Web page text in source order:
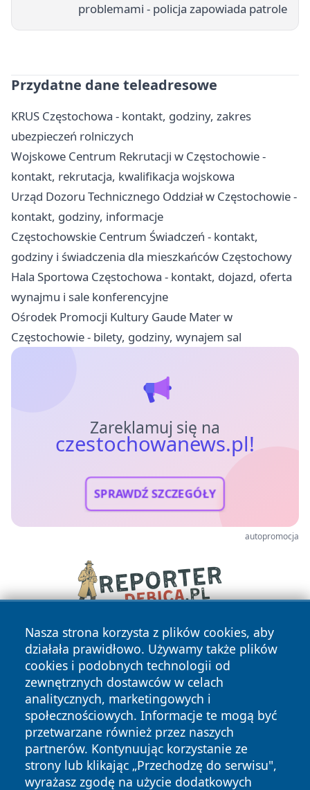
problemami - policja zapowiada patrole
Przydatne dane teleadresowe
KRUS Częstochowa - kontakt, godziny, zakres
ubezpieczeń rolniczych
Wojskowe Centrum Rekrutacji w Częstochowie -
kontakt, rekrutacja, kwalifikacja wojskowa
Urząd Dozoru Technicznego Oddział w Częstochowie -
kontakt, godziny, informacje
Częstochowskie Centrum Świadczeń - kontakt,
godziny i świadczenia dla mieszkańców Częstochowy
Hala Sportowa Częstochowa - kontakt, dojazd, oferta
wynajmu i sale konferencyjne
Ośrodek Promocji Kultury Gaude Mater w
Częstochowie - bilety, godziny, wynajem sal
Zareklamuj się na
czestochowanews.pl!
SPRAWDŹ SZCZEGÓŁY
autopromocja
Nasza strona korzysta z plików cookies, aby
działała prawidłowo. Używamy także plików
cookies i podobnych technologii od
zewnętrznych dostawców w celach
analitycznych, marketingowych i
społecznościowych. Informacje te mogą być
przetwarzane również przez naszych
partnerów. Kontynuując korzystanie ze
strony lub klikając „Przechodzę do serwisu",
wyrażasz zgodę na użycie dodatkowych
Copyright © 2026 czestochowanews.pl Wszystkie prawa
zastrzeżone.